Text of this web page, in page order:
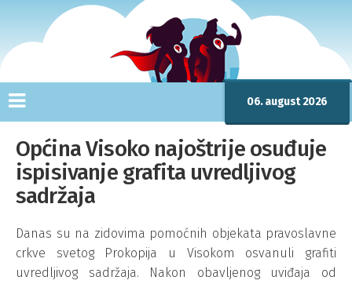
06. august 2026
Općina Visoko najoštrije osuđuje
ispisivanje grafita uvredljivog
sadržaja
Danas su na zidovima pomoćnih objekata pravoslavne
crkve svetog Prokopija u Visokom osvanuli grafiti
uvredljivog sadržaja. Nakon obavljenog uviđaja od